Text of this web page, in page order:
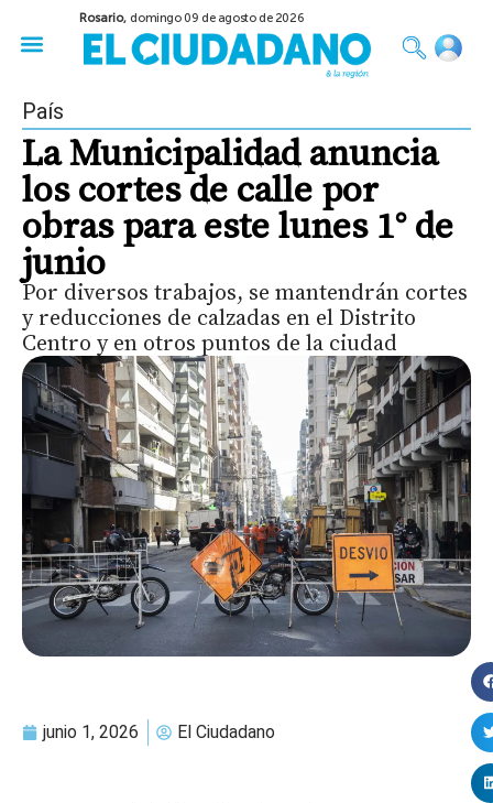
Rosario, domingo 09 de agosto de 2026
País
La Municipalidad anuncia
los cortes de calle por
obras para este lunes 1° de
junio
Por diversos trabajos, se mantendrán cortes
y reducciones de calzadas en el Distrito
Centro y en otros puntos de la ciudad
junio 1, 2026 El Ciudadano